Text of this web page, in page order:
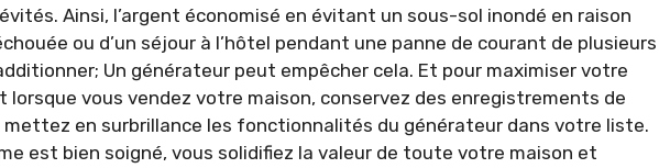
Ainsi, l’argent économisé en évitant un sous-sol inondé en raison
ou d’un séjour à l’hôtel pendant une panne de courant de plusieurs
Un générateur peut empêcher cela. Et pour maximiser votre
vous vendez votre maison, conservez des enregistrements de
en surbrillance les fonctionnalités du générateur dans votre liste.
est bien soigné, vous solidifiez la valeur de toute votre maison et